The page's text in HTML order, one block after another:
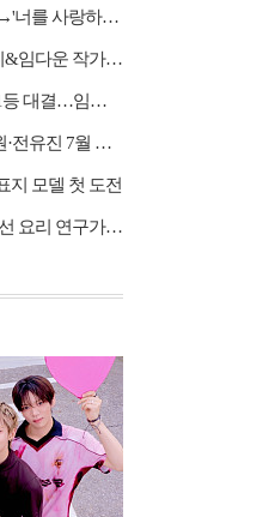
'전설의 사내' 장한별, '하늘아'→'너를 사랑하고도' 명...
'유퀴즈' 이은결·임봉근 할머니&임다운 작가·이승철, '...
'전설의 사내' 성리, 이루네와 1등 대결…임영웅 '보금...
‘KSI 영향력 지수’ 론칭, 이찬원·전유진 7월 차트 남녀...
지 모델 첫 도전
'이웃집 백만장자' 이경애 약선 요리 연구가의 요리 철학